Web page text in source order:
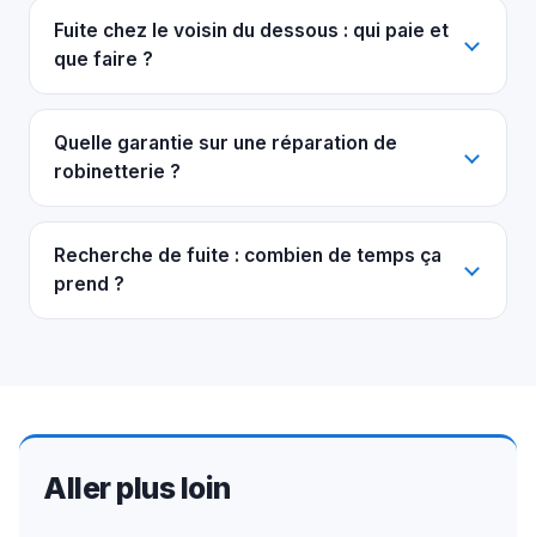
Fuite chez le voisin du dessous : qui paie et
que faire ?
Quelle garantie sur une réparation de
robinetterie ?
Recherche de fuite : combien de temps ça
prend ?
Aller plus loin